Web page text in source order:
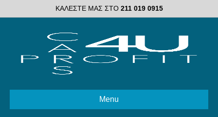
ΚΑΛΕΣΤΕ ΜΑΣ ΣΤΟ 211 019 0915
Menu